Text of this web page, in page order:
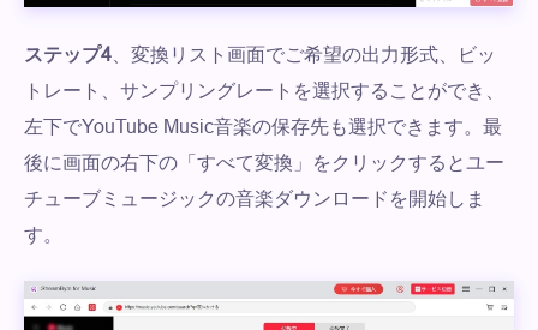
ステップ4 、変換リスト画面でご希望の出力形式、ビッ
トレート、サンプリングレートを選択することができ、
左下でYouTube Music音楽の保存先も選択できます。最
後に画面の右下の「すべて変換」をクリックするとユー
チューブミュージックの音楽ダウンロードを開始しま
す。